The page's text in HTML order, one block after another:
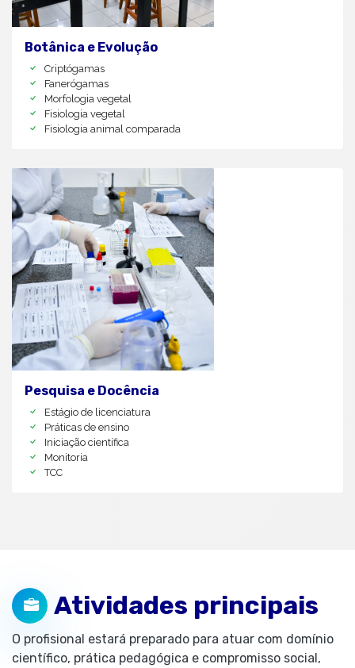
Botânica e Evolução
Criptógamas
Fanerógamas
Morfologia vegetal
Fisiologia vegetal
Fisiologia animal comparada
Pesquisa e Docência
Estágio de licenciatura
Práticas de ensino
Iniciação científica
Monitoria
TCC
Atividades principais
O profisional estará preparado para atuar com domínio
científico, prática pedagógica e compromisso social,